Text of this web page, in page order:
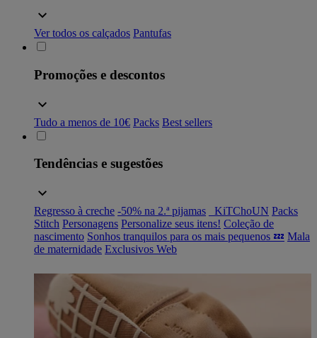
Ver todos os calçados Pantufas
Promoções e descontos
Tudo a menos de 10€ Packs Best sellers
Tendências e sugestões
Regresso à creche -50% na 2.ª pijamas _KiTChoUN Packs
Stitch Personagens Personalize seus itens! Coleção de
nascimento Sonhos tranquilos para os mais pequenos 💤 Mala
de maternidade Exclusivos Web